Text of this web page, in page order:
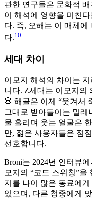
관한 연구들은 문화적
이 해석에 영향을 미친
다. 즉, 오해는 이 매체에
다.10
세대 차이
이모지 해석의 차이는
니다. Z세대는 이모지의
💀 해골은 이제 “웃겨서
그대로 받아들이는 밀
물 흘리며 웃는 얼굴은
만, 젊은 사용자들은 점
선호합니다.
Broni는 2024년 인터뷰
모지의 “코드 스위칭”
지를 나이 많은 동료에
있으며, 다른 청중에게